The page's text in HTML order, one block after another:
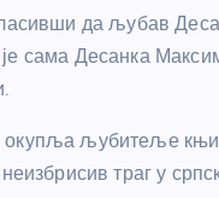
да љубав
сама Десанка
љубитеље
траг у